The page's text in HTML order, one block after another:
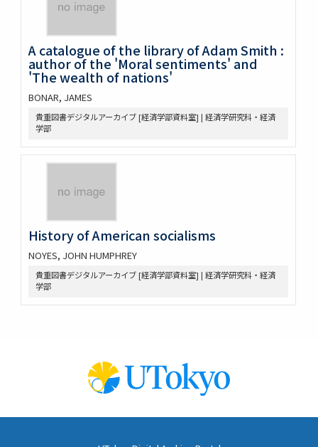
A catalogue of the library of Adam Smith :
author of the 'Moral sentiments' and
'The wealth of nations'
BONAR, JAMES
貴重図書デジタルアーカイブ [経済学部資料室] | 経済学研究科・経済
学部
History of American socialisms
NOYES, JOHN HUMPHREY
貴重図書デジタルアーカイブ [経済学部資料室] | 経済学研究科・経済
学部